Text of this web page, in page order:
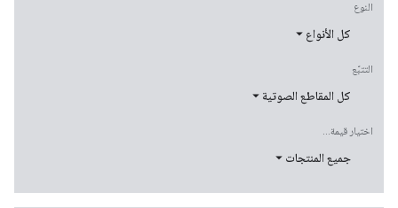
النوع
كل الأنواع
التتبّع
كل المقاطع الصوتية
اختيار قيمة...
جميع المنتجات